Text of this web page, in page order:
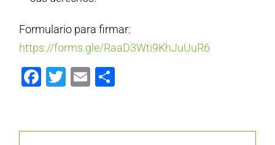
Formulario para firmar:
https://forms.gle/RaaD3Wti9KhJuUuR6
Facebook
Twitter
Email